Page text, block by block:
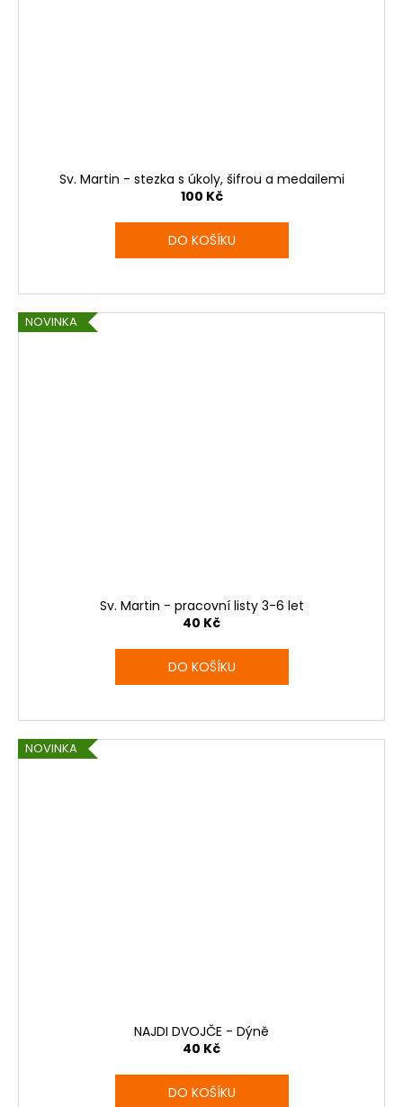
Sv. Martin - stezka s úkoly, šifrou a medailemi
100 Kč
DO KOŠÍKU
NOVINKA
Sv. Martin - pracovní listy 3-6 let
40 Kč
DO KOŠÍKU
NOVINKA
NAJDI DVOJČE - Dýně
40 Kč
DO KOŠÍKU